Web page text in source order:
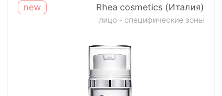
new Rhea cosmetics (Италия)
лицо - специфические зоны